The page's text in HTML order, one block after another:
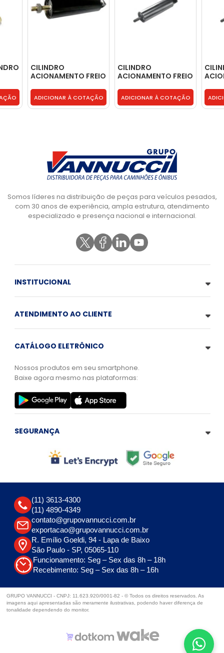
CILINDRO
ACIONAMENTO FREIO
ADICIONAR À COTAÇÃO
CILINDRO
ACIONAMENTO FREIO
0004307426
ADICIONAR À COTAÇÃO
Somos líderes na distribuição de peças para veículos pesados,
com 30 anos de experiência, ampla estrutura, atendimento
especializado e presença nacional e internacional.
INSTITUCIONAL
ATENDIMENTO AO CLIENTE
CATÁLOGO ELETRÔNICO
Nossos produtos em seu smartphone.
Baixe agora mesmo nas plataformas:
SEGURANÇA
(11) 3613-4300
(11) 4890-4349
contato@grupovannucci.com.br
exportacao@grupovannucci.com.br
R. Emílio Goeldi, 94 - Lapa de Baixo
São Paulo - SP, 05065-110
Funcionamento: Seg – Sex das 8h – 18h
Recebimento: Seg – Sex das 8h – 16h
GRUPO VANNUCCI - CNPJ: 11.623.920/0001-82 - © Todos os direitos reservados. As
imagens aqui apresentadas são meramente ilustrativas, podendo haver diferença de
tonalidade dependendo do monitor.